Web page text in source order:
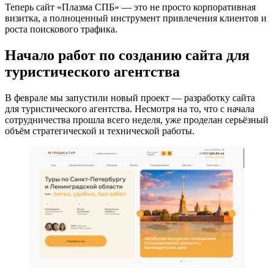
Теперь сайт «Плазма СПБ» — это не просто корпоративная
визитка, а полноценный инструмент привлечения клиентов и
роста поискового трафика.
Начало работ по созданию сайта для
туристического агентства
В феврале мы запустили новый проект — разработку сайта
для туристического агентства. Несмотря на то, что с начала
сотрудничества прошла всего неделя, уже проделан серьёзный
объём стратегической и технической работы.